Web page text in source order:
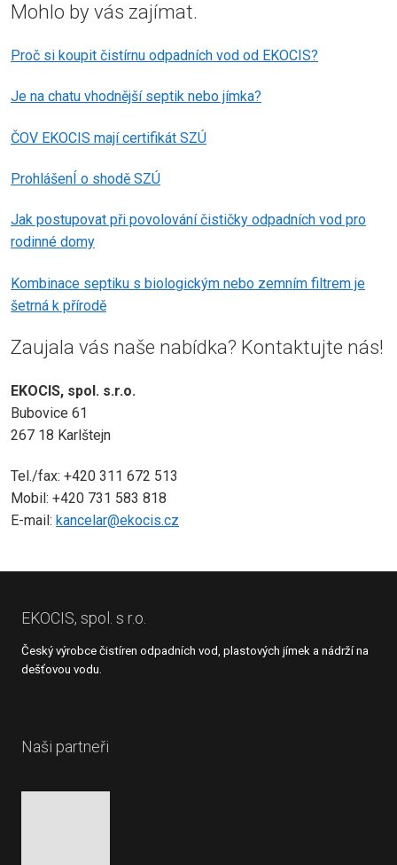
Mohlo by vás zajímat.
Proč si koupit čistírnu odpadních vod od EKOCIS?
Je na chatu vhodnější septik nebo jímka?
ČOV EKOCIS mají certifikát SZÚ
ProhlášenÍ o shodě SZÚ
Jak postupovat při povolování čističky odpadních vod pro
rodinné domy
Kombinace septiku s biologickým nebo zemním filtrem je
šetrná k přírodě
Zaujala vás naše nabídka? Kontaktujte nás!
EKOCIS, spol. s.r.o.
Bubovice 61
267 18 Karlštejn
Tel./fax: +420 311 672 513
Mobil: +420 731 583 818
E-mail: kancelar@ekocis.cz
EKOCIS, spol. s r.o.
Český výrobce čistíren odpadních vod, plastových jímek a nádrží na
dešťovou vodu.
Naši partneři